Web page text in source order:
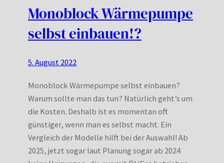
Monoblock Wärmepumpe
selbst einbauen!?
5. August 2022
Monoblock Wärmepumpe selbst einbauen?
Warum sollte man das tun? Natürlich geht’s um
die Kosten. Deshalb ist es momentan oft
günstiger, wenn man es selbst macht. Ein
Vergleich der Modelle hilft bei der Auswahl! Ab
2025, jetzt sogar laut Planung sogar ab 2024